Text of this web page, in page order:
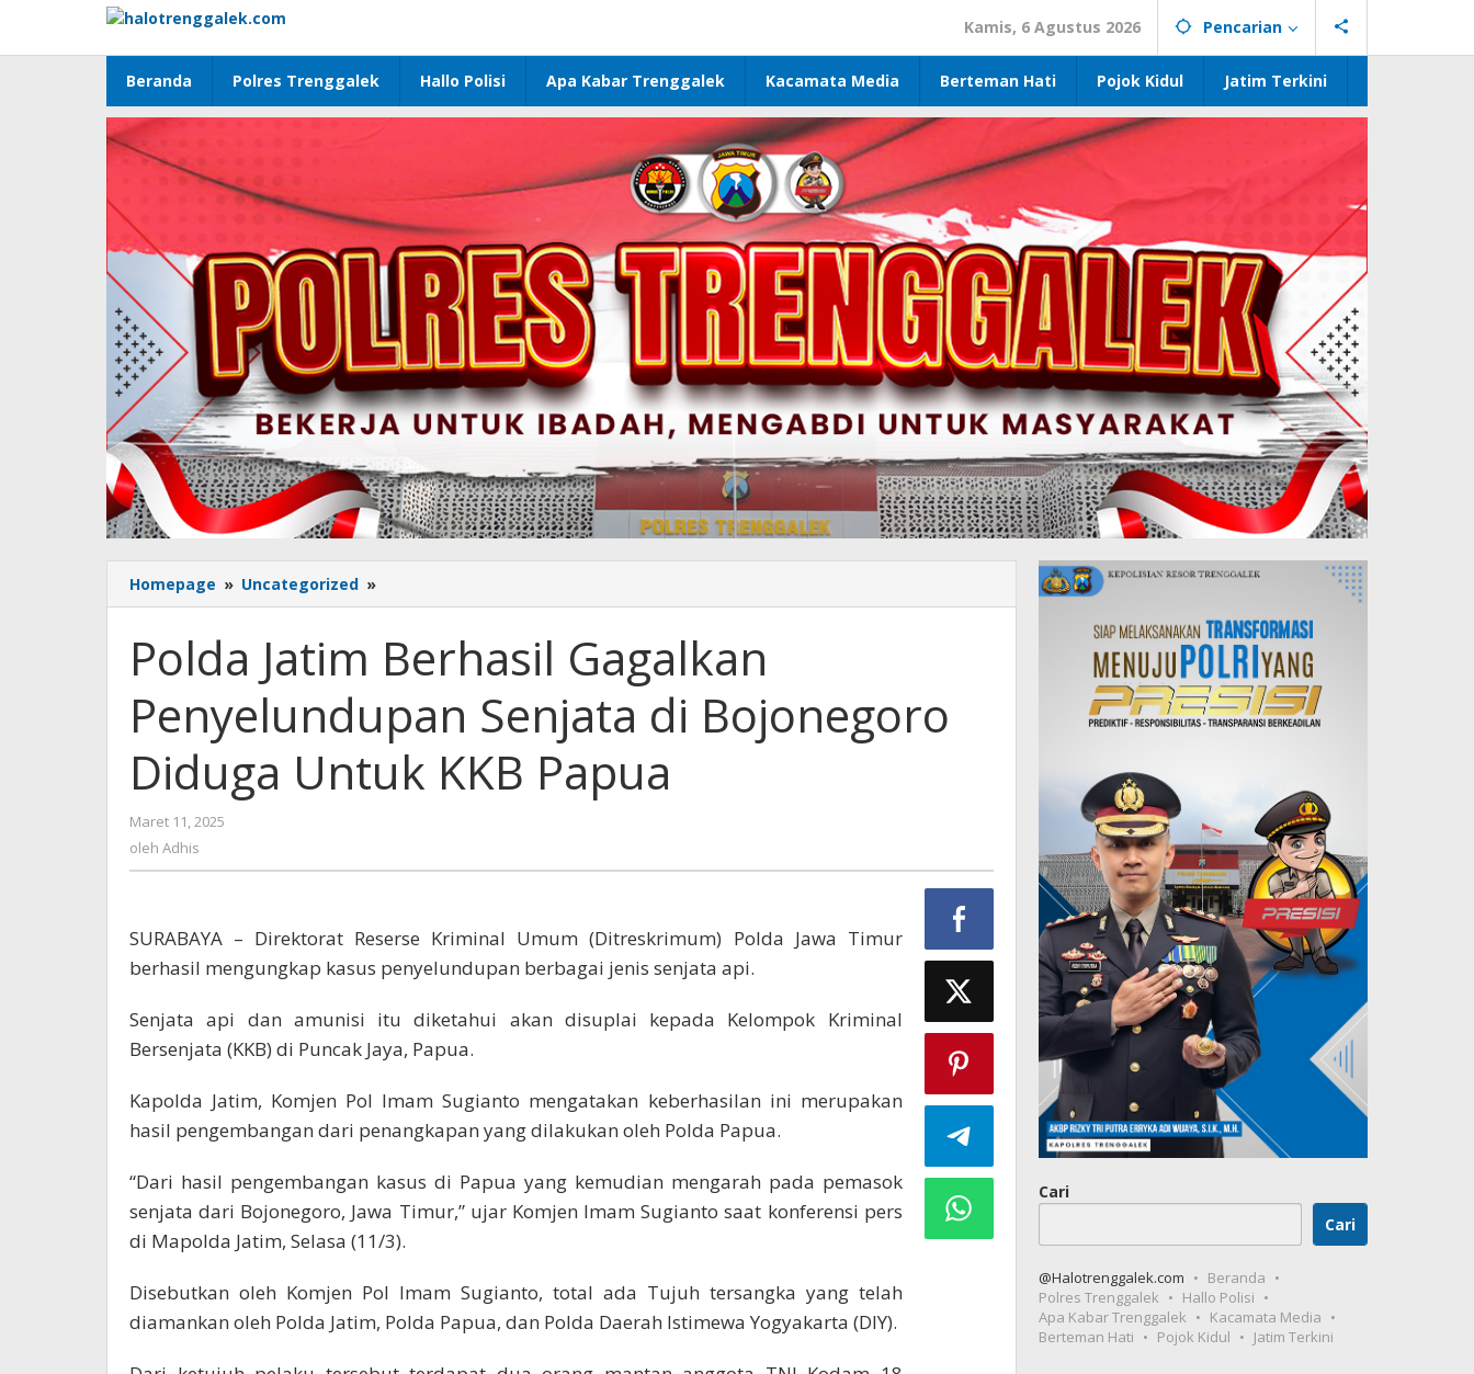
konten
Kamis, 6 Agustus 2026 Pencarian
Beranda Polres Trenggalek Hallo Polisi Apa Kabar Trenggalek Kacamata Media Berteman Hati Pojok Kidul Jatim Terkini
Homepage » Uncategorized »
Jatim
Gagalkan
Penyelundupan
di
Bojonegoro
Diduga
Untuk
Polda Jatim Berhasil Gagalkan
Penyelundupan Senjata di Bojonegoro
Diduga Untuk KKB Papua
Maret 11, 2025
oleh Adhis
SURABAYA – Direktorat Reserse Kriminal Umum (Ditreskrimum) Polda Jawa Timur
berhasil mengungkap kasus penyelundupan berbagai jenis senjata api.
Senjata api dan amunisi itu diketahui akan disuplai kepada Kelompok Kriminal
Bersenjata (KKB) di Puncak Jaya, Papua.
Kapolda Jatim, Komjen Pol Imam Sugianto mengatakan keberhasilan ini merupakan
hasil pengembangan dari penangkapan yang dilakukan oleh Polda Papua.
“Dari hasil pengembangan kasus di Papua yang kemudian mengarah pada pemasok
senjata dari Bojonegoro, Jawa Timur,” ujar Komjen Imam Sugianto saat konferensi pers
di Mapolda Jatim, Selasa (11/3).
Disebutkan oleh Komjen Pol Imam Sugianto, total ada Tujuh tersangka yang telah
diamankan oleh Polda Jatim, Polda Papua, dan Polda Daerah Istimewa Yogyakarta (DIY).
Cari
Cari
@Halotrenggalek.com
Beranda
Polres Trenggalek
Hallo Polisi
Apa Kabar Trenggalek
Kacamata Media
Berteman Hati
Pojok Kidul Jatim Terkini